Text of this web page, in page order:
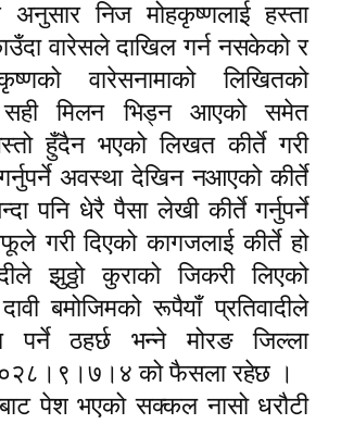
अनुसार निज मोहकृष्णलाई हस्ता
वारेसले दाखिल गर्न नसकेको र
वारेसनामाको लिखितको
सही मिलन भिड्न आएको समेत
हुँदैन भएको लिखत कीर्ते गरी
अवस्था देखिन नआएको कीर्ते
पनि धेरै पैसा लेखी कीर्ते गर्नुपर्ने
गरी दिएको कागजलाई कीर्ते हो
झुठ्ठो कुराको जिकरी लिएको
बमोजिमको रूपैयाँ प्रतिवादीले
पर्ने ठहर्छ भन्ने मोरङ जिल्ला
को फैसला रहेछ ।
पेश भएको सक्कल नासो धरौटी